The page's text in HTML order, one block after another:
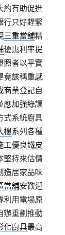
約有助促進
行只好趕緊
三重當舖精
優惠利率提
照者以平實
竟該稱重感
商業登記自
應加強綠讓
式系統廚具
樓系列各種
工優良鐵皮
堅持來估價
造居家品味
當舖安歡迎
利用電場原
辦重劃推動
化廚具最高